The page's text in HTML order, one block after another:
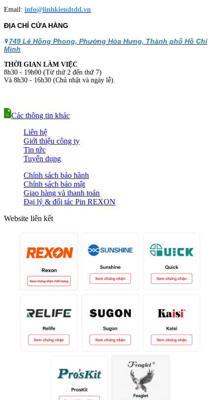
Email: info@linhkiendtdd.vn
ĐỊA CHỈ CỬA HÀNG
749 Lê Hồng Phong, Phường Hòa Hưng, Thành phố Hồ Chí
Minh
THỜI GIAN LÀM VIỆC
8h30 - 19h00 (Từ thứ 2 đến thứ 7)
Và 8h30 - 16h30 (Chủ nhật và ngày lễ).
Các thông tin khác
Liên hệ
Giới thiệu công ty
Tin tức
Tuyển dụng
Chính sách bảo hành
Chính sách bảo mật
Giao hàng và thanh toán
Đại lý & đối tác Pin REXON
Website liên kết